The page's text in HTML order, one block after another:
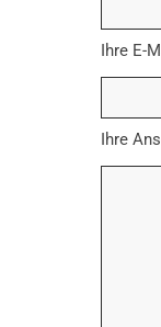
Ihre E-
Ihre